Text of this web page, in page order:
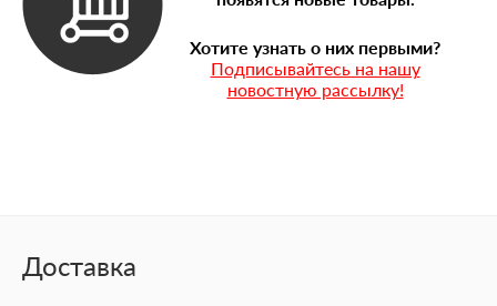
Хотите узнать о них первыми?
Подписывайтесь на нашу
новостную рассылку!
Доставка